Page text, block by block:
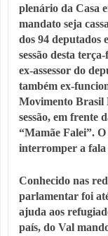
plenário da Casa
mandato seja
dos 94 deputados
sessão desta
ex-assessor do
também ex-
Movimento Brasil
sessão, em frente
“Mamãe Falei”.
interromper a fala
Conhecido nas
parlamentar foi
ajuda aos
país, do Val